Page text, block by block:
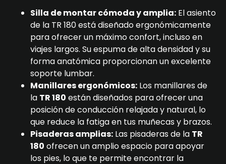
Silla de montar cómoda y amplia: El asiento
de la TR 180 está diseñado ergonómicamente
para ofrecer un máximo confort, incluso en
viajes largos. Su espuma de alta densidad y su
forma anatómica proporcionan un excelente
soporte lumbar.
Manillares ergonómicos: Los manillares de
la TR 180 están diseñados para ofrecer una
posición de conducción relajada y natural, lo
que reduce la fatiga en tus muñecas y brazos.
Pisaderas amplias: Las pisaderas de la TR
180 ofrecen un amplio espacio para apoyar
los pies, lo que te permite encontrar la